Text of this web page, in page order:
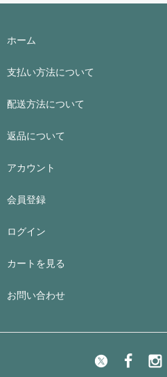
ホーム
支払い方法について
配送方法について
返品について
アカウント
会員登録
ログイン
カートを見る
お問い合わせ